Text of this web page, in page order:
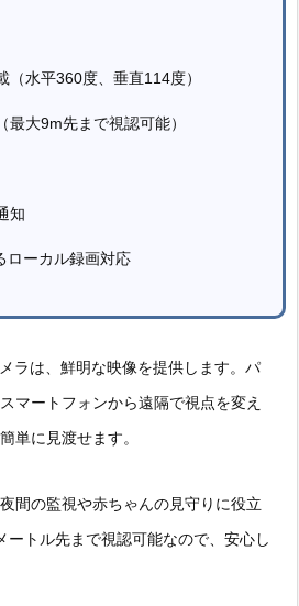
（水平360度、垂直114度）
大9m先まで視認可能）
知
ローカル録画対応
ラは、鮮明な映像を提供します。パ
マートフォンから遠隔で視点を変え
単に見渡せます。
間の監視や赤ちゃんの見守りに役立
ートル先まで視認可能なので、安心し